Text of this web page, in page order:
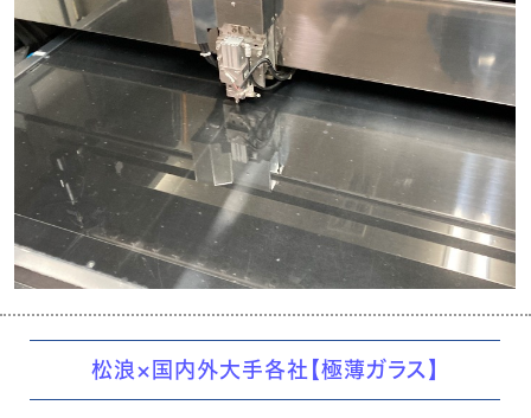
松浪×国内外大手各社【極薄ガラス】